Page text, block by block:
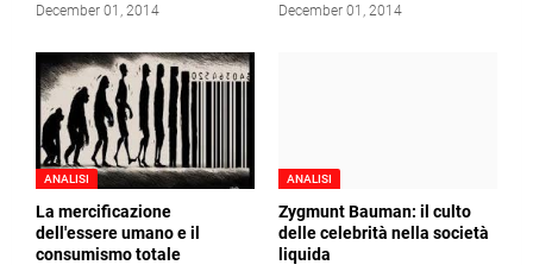
December 01, 2014 December 01, 2014
ANALISI
La mercificazione
dell'essere umano e il
consumismo totale
ANALISI
Zygmunt Bauman: il culto
delle celebrità nella società
liquida